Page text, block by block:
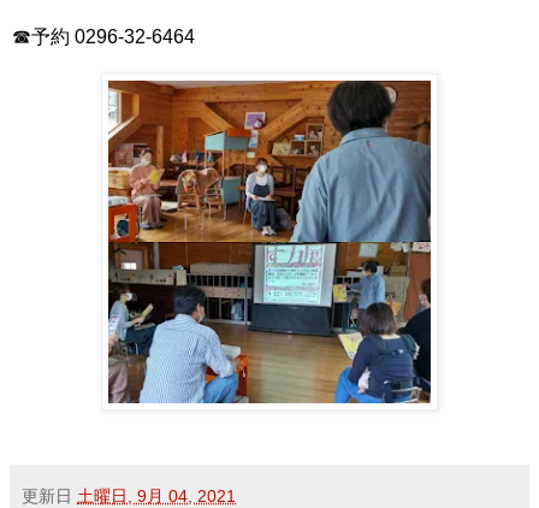
☎予約 0296-32-6464
更新日 土曜日, 9月 04, 2021